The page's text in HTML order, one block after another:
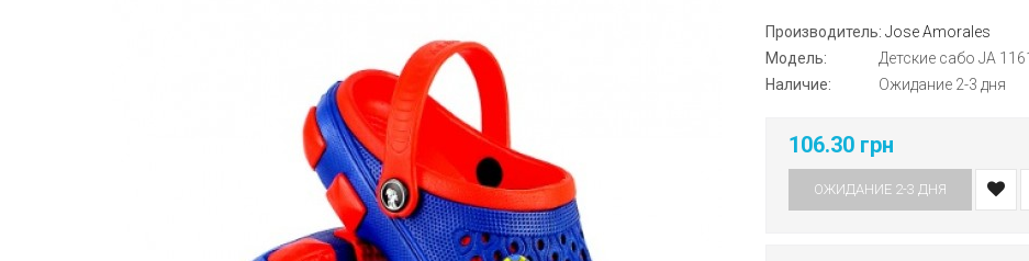
Производитель: Jose Amorales
Модель:
Детские сабо JA
Наличие:
Ожидание 2-3 дня
106.30 грн
ОЖИДАНИЕ 2-3 ДНЯ